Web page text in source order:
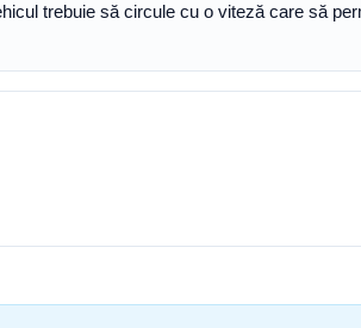
trebuie să circule cu o viteză care să